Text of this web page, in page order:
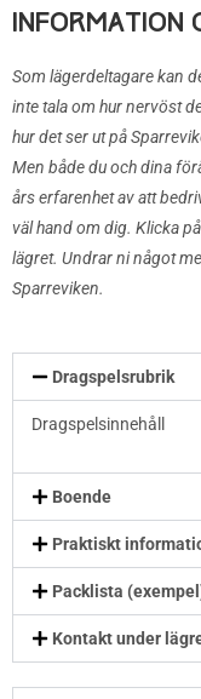
INFORMATION
Som lägerdeltagare kan
inte tala om hur nervöst
hur det ser ut på
Men både du och dina
års erfarenhet av att
väl hand om dig. Klicka
lägret. Undrar ni något
Sparreviken.
Dragspelsrubrik
Dragspelsinnehåll
Boende
Praktiskt
Packlista
Kontakt under